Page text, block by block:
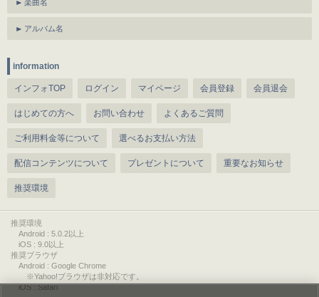
楽曲名
アルバム名
information
インフォTOP ログイン マイページ 会員登録 会員退会
はじめての方へ お問い合わせ よくあるご質問
ご利用料金等について 選べるお支払い方法
配信コンテンツについて プレゼントについて 重要なお知らせ
推奨環境
推奨環境
Android : 5.0.2以上
iOS : 9.0以上
推奨ブラウザ
Android : Google Chrome
※Yahoo!ブラウザは非対応です。
iOS : Safari